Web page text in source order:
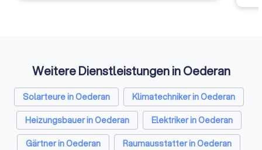
Weitere Dienstleistungen in Oederan
Solarteure in Oederan
Klimatechniker in Oederan
Heizungsbauer in Oederan
Elektriker in Oederan
Gärtner in Oederan
Raumausstatter in Oederan